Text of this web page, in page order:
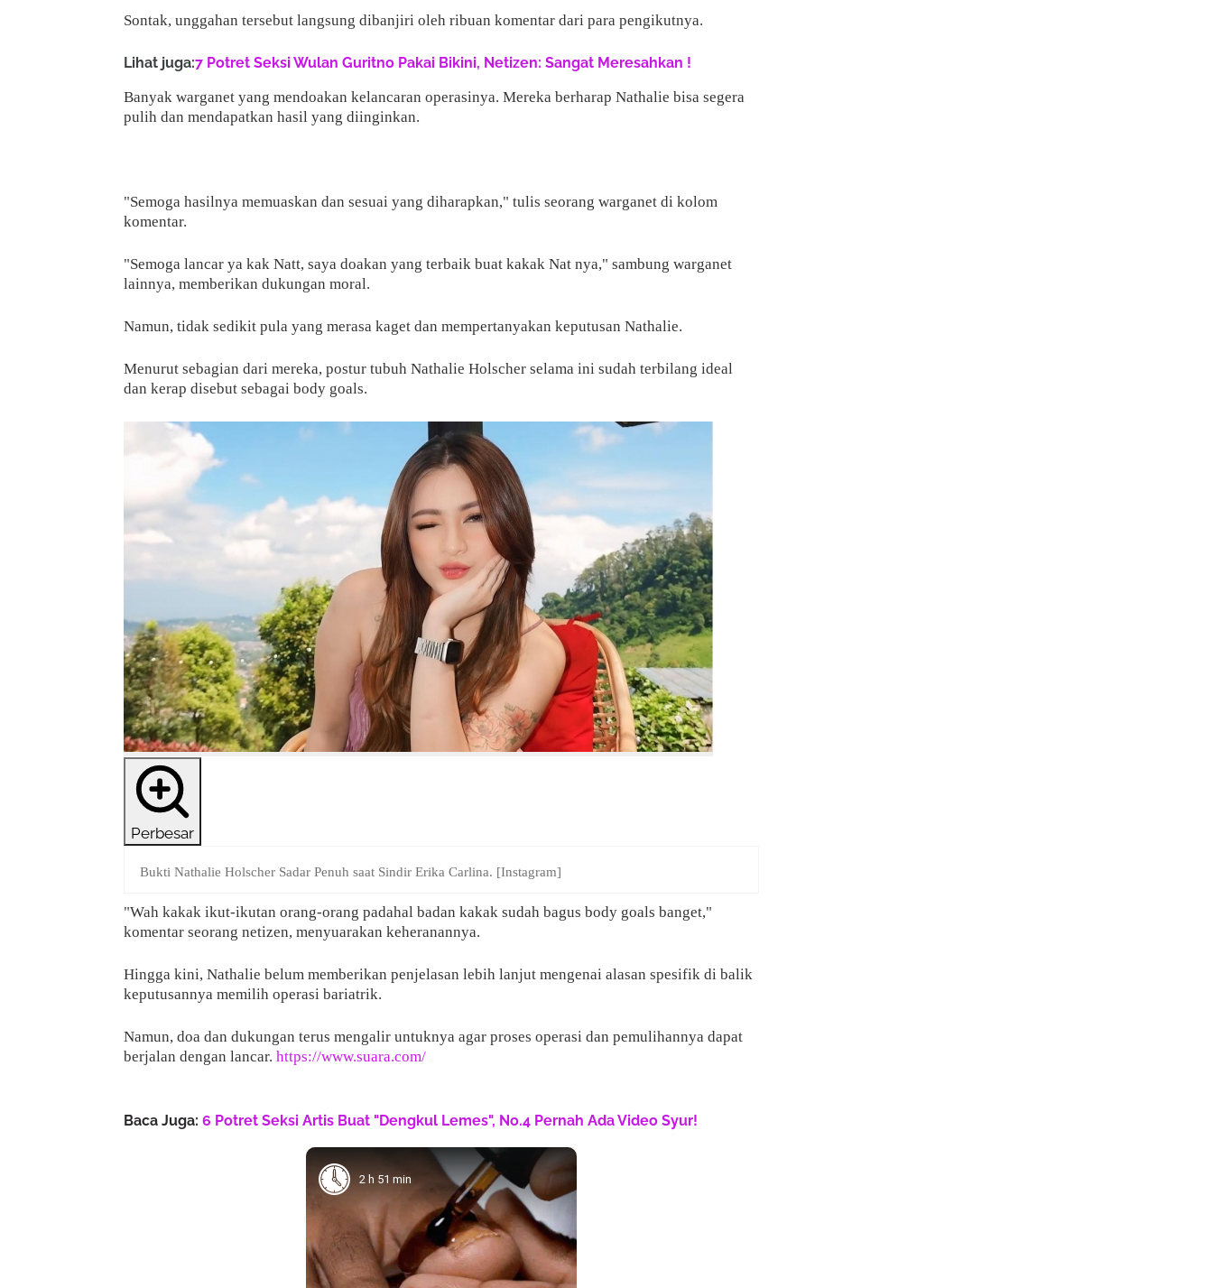
Sontak, unggahan tersebut langsung dibanjiri oleh ribuan komentar dari para pengikutnya.
Lihat juga:7 Potret Seksi Wulan Guritno Pakai Bikini, Netizen: Sangat Meresahkan !
Banyak warganet yang mendoakan kelancaran operasinya. Mereka berharap Nathalie bisa segera
pulih dan mendapatkan hasil yang diinginkan.
"Semoga hasilnya memuaskan dan sesuai yang diharapkan," tulis seorang warganet di kolom
komentar.
"Semoga lancar ya kak Natt, saya doakan yang terbaik buat kakak Nat nya," sambung warganet
lainnya, memberikan dukungan moral.
Namun, tidak sedikit pula yang merasa kaget dan mempertanyakan keputusan Nathalie.
Menurut sebagian dari mereka, postur tubuh Nathalie Holscher selama ini sudah terbilang ideal
dan kerap disebut sebagai body goals.
Perbesar
Bukti Nathalie Holscher Sadar Penuh saat Sindir Erika Carlina. [Instagram]
"Wah kakak ikut-ikutan orang-orang padahal badan kakak sudah bagus body goals banget,"
komentar seorang netizen, menyuarakan keheranannya.
Hingga kini, Nathalie belum memberikan penjelasan lebih lanjut mengenai alasan spesifik di balik
keputusannya memilih operasi bariatrik.
Namun, doa dan dukungan terus mengalir untuknya agar proses operasi dan pemulihannya dapat
berjalan dengan lancar. https://www.suara.com/
Baca Juga: 6 Potret Seksi Artis Buat "Dengkul Lemes", No.4 Pernah Ada Video Syur!
2 h 51 min